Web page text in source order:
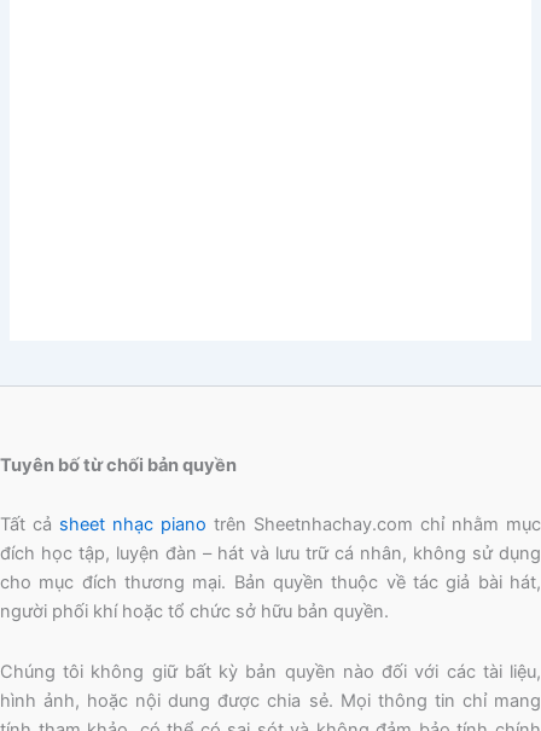
Tuyên bố từ chối bản quyền
Tất cả sheet nhạc piano trên Sheetnhachay.com chỉ nhằm mục
đích học tập, luyện đàn – hát và lưu trữ cá nhân, không sử dụng
cho mục đích thương mại. Bản quyền thuộc về tác giả bài hát,
người phối khí hoặc tổ chức sở hữu bản quyền.
Chúng tôi không giữ bất kỳ bản quyền nào đối với các tài liệu,
hình ảnh, hoặc nội dung được chia sẻ. Mọi thông tin chỉ mang